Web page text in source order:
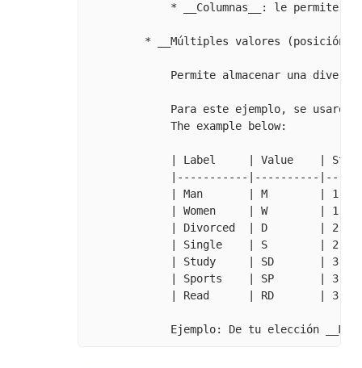
* __Columnas__: le permite
* __Múltiples valores
Permite almacenar una
Para este ejemplo, se usaron
             The example below:
| Label     | Value    |
|-----------|----------
| Man       | M        | 1
| Women     | W        | 1
| Divorced  | D        | 2
| Single    | S        | 2
| Study     | SD       | 3
| Sports    | SP       | 3
| Read      | RD       | 3